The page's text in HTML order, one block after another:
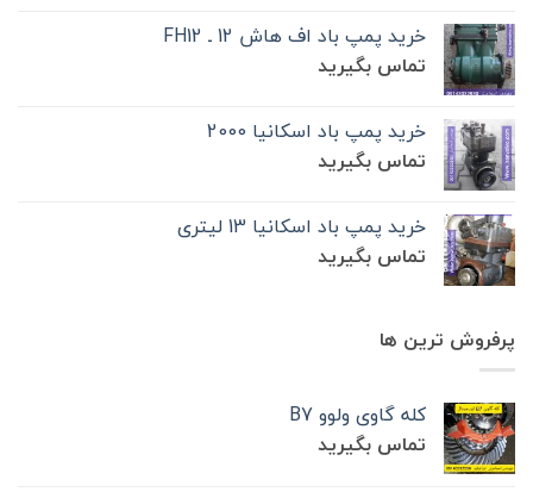
خرید پمپ باد اف هاش 12 ـ FH12
تماس بگیرید
خرید پمپ باد اسکانیا 2000
تماس بگیرید
خرید پمپ باد اسکانیا 13 لیتری
تماس بگیرید
پرفروش ترین ها
کله گاوی ولوو B7
تماس بگیرید